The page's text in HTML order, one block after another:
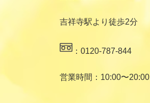
吉祥寺駅より徒歩2分
：0120-787-844
営業時間：10:00〜20:00